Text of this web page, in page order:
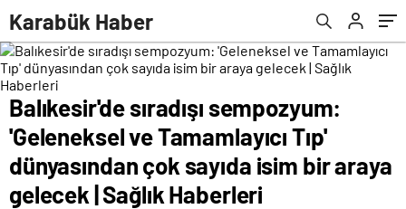
Karabük Haber
Balıkesir'de sıradışı sempozyum:
'Geleneksel ve Tamamlayıcı Tıp'
dünyasından çok sayıda isim bir araya
gelecek | Sağlık Haberleri